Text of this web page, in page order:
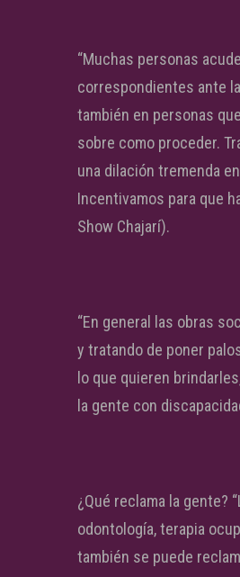
“Muchas personas
correspondientes ante
también en personas
sobre como proceder.
una dilación tremenda
Incentivamos para que
Show Chajarí).
“En general las obras
y tratando de poner
lo que quieren
la gente con
¿Qué reclama la gente?
odontología, terapia
también se puede